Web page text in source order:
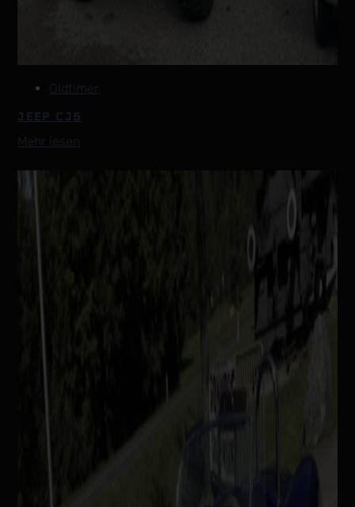
Oldtimer
JEEP CJ5
Mehr lesen